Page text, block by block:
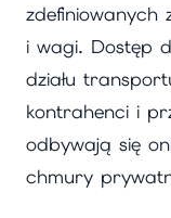
zdefiniowanych
i wagi. Dostęp
działu
kontrahenci i
odbywają się
chmury